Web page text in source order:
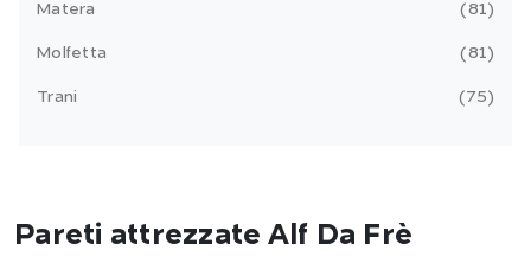
Matera 81
Molfetta 81
Trani 75
Pareti attrezzate Alf Da Frè